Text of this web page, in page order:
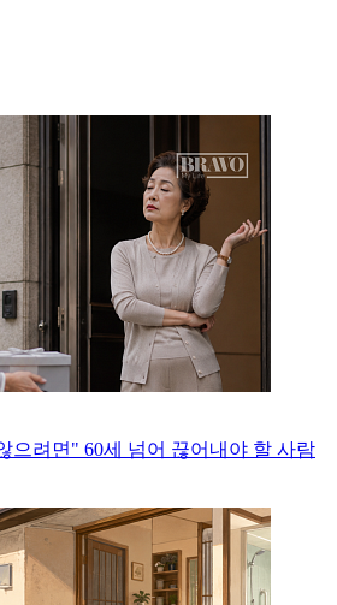
으려면" 60세 넘어 끊어내야 할 사람